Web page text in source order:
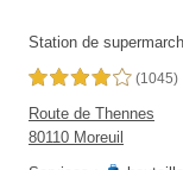
Station de
4,0 étoiles sur 5 (1045)
Route de Thennes
80110 Moreuil